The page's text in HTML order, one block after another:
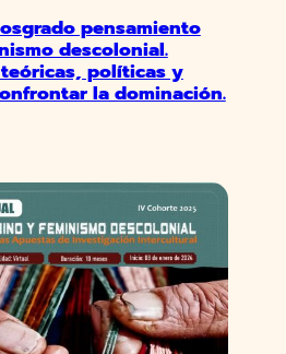
pensamiento
descolonial.
políticas y
la dominación.